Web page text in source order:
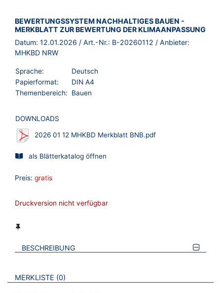
BROSCHÜRE:
BEWERTUNGSSYSTEM NACHHALTIGES BAUEN -
MERKBLATT ZUR BEWERTUNG DER KLIMAANPASSUNG
Datum: 12.01.2026 / Art.-Nr.: B-20260112 / Anbieter:
MHKBD NRW
Sprache:
Deutsch
Papierformat:
DIN A4
Themenbereich:
Bauen
DOWNLOADS
2026 01 12 MHKBD Merkblatt BNB.pdf
als Blätterkatalog öffnen
Preis: gratis
Druckversion nicht verfügbar
BESCHREIBUNG
VERWEISE AUF VERMERKTE- ODER ZULETZT ANGESEHENE
MERKLISTE 0 BROSCHÜREN